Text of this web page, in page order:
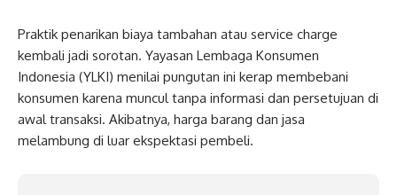
Praktik penarikan biaya tambahan atau service charge
kembali jadi sorotan. Yayasan Lembaga Konsumen
Indonesia (YLKI) menilai pungutan ini kerap membebani
konsumen karena muncul tanpa informasi dan persetujuan di
awal transaksi. Akibatnya, harga barang dan jasa
melambung di luar ekspektasi pembeli.